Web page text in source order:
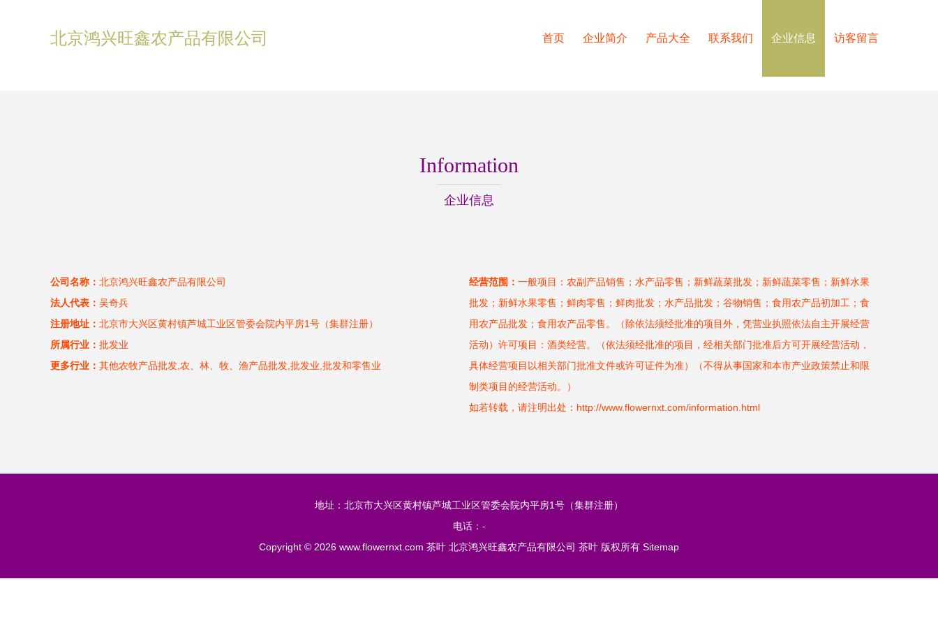
北京鸿兴旺鑫农产品有限公司 首页 企业简介 产品大全 联系我们 企业信息 访客留言
Information
企业信息
公司名称： 北京鸿兴旺鑫农产品有限公司
法人代表： 吴奇兵
注册地址： 北京市大兴区黄村镇芦城工业区管委会院内平房1号（集群注册）
所属行业： 批发业
更多行业： 其他农牧产品批发,农、林、牧、渔产品批发,批发业,批发和零售业
经营范围： 一般项目：农副产品销售；水产品零售；新鲜蔬菜批发；新鲜蔬菜零售；新鲜水果
批发；新鲜水果零售；鲜肉零售；鲜肉批发；水产品批发；谷物销售；食用农产品初加工；食
用农产品批发；食用农产品零售。（除依法须经批准的项目外，凭营业执照依法自主开展经营
活动）许可项目：酒类经营。（依法须经批准的项目，经相关部门批准后方可开展经营活动，
具体经营项目以相关部门批准文件或许可证件为准）（不得从事国家和本市产业政策禁止和限
制类项目的经营活动。）
如若转载，请注明出处：http://www.flowernxt.com/information.html
地址：北京市大兴区黄村镇芦城工业区管委会院内平房1号（集群注册）
电话：-
Copyright © 2026 www.flowernxt.com 茶叶 北京鸿兴旺鑫农产品有限公司 茶叶 版权所有 Sitemap